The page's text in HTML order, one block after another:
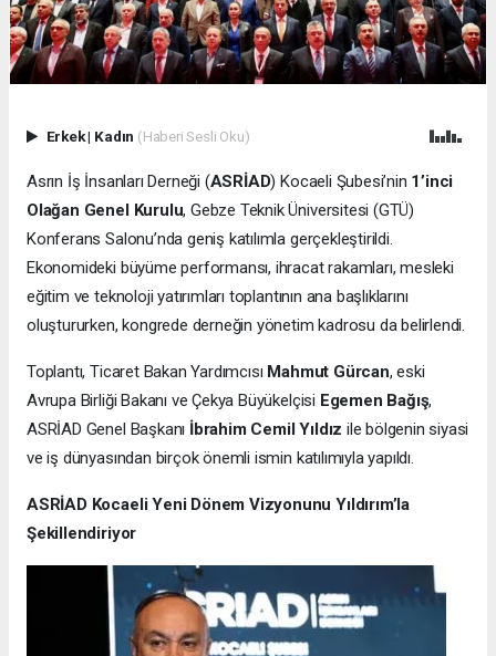
Erkek| Kadın (Haberi Sesli Oku)
Asrın İş İnsanları Derneği (ASRİAD) Kocaeli Şubesi’nin 1’inci
Olağan Genel Kurulu, Gebze Teknik Üniversitesi (GTÜ)
Konferans Salonu’nda geniş katılımla gerçekleştirildi.
Ekonomideki büyüme performansı, ihracat rakamları, mesleki
eğitim ve teknoloji yatırımları toplantının ana başlıklarını
oluştururken, kongrede derneğin yönetim kadrosu da belirlendi.
Toplantı, Ticaret Bakan Yardımcısı Mahmut Gürcan, eski
Avrupa Birliği Bakanı ve Çekya Büyükelçisi Egemen Bağış,
ASRİAD Genel Başkanı İbrahim Cemil Yıldız ile bölgenin siyasi
ve iş dünyasından birçok önemli ismin katılımıyla yapıldı.
ASRİAD Kocaeli Yeni Dönem Vizyonunu Yıldırım’la
Şekillendiriyor